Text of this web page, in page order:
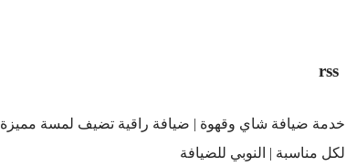
rss
خدمة ضيافة شاي وقهوة | ضيافة راقية تضيف لمسة مميزة
لكل مناسبة | النوبي للضيافة